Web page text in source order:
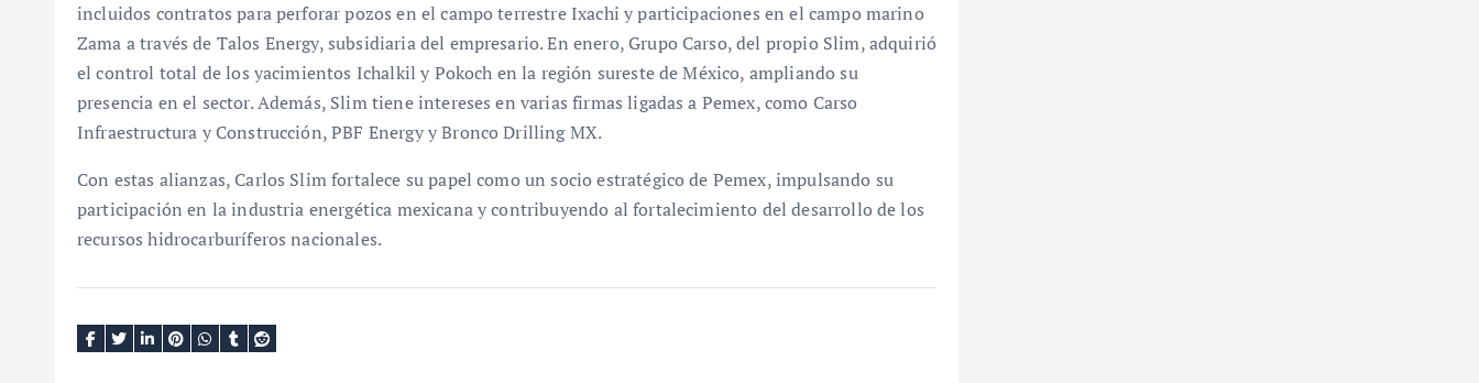
incluidos contratos para perforar pozos en el campo terrestre Ixachi y participaciones en el campo marino
Zama a través de Talos Energy, subsidiaria del empresario. En enero, Grupo Carso, del propio Slim, adquirió
el control total de los yacimientos Ichalkil y Pokoch en la región sureste de México, ampliando su
presencia en el sector. Además, Slim tiene intereses en varias firmas ligadas a Pemex, como Carso
Infraestructura y Construcción, PBF Energy y Bronco Drilling MX.
Con estas alianzas, Carlos Slim fortalece su papel como un socio estratégico de Pemex, impulsando su
participación en la industria energética mexicana y contribuyendo al fortalecimiento del desarrollo de los
recursos hidrocarburíferos nacionales.